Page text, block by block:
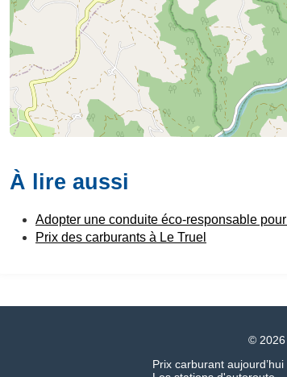
À lire aussi
Adopter une conduite éco-responsable
Prix des carburants à Le Truel
© 2026
Prix carburant aujourd’hui